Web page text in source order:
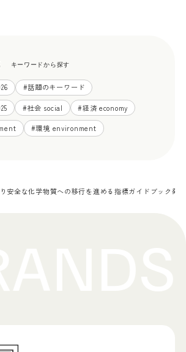
キーワードから探す
#話題のキーワード
#社会 social #経済 economy
#環境 environment
安全な化学物質への移行を進める指標ガイドブック